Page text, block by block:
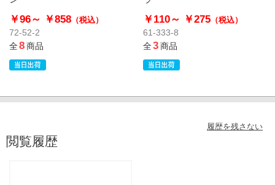
￥96～ ￥858 （税込）
72-52-2
全8商品
￥110～ ￥275（税込）
61-333-8
全3商品
履歴を残さない
閲覧履歴